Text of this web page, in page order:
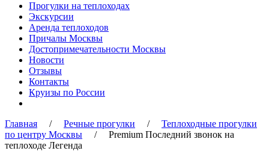
Прогулки на теплоходах
Экскурсии
Аренда теплоходов
Причалы Москвы
Достопримечательности Москвы
Новости
Отзывы
Контакты
Круизы по России
Главная / Речные прогулки / Теплоходные прогулки
по центру Москвы / Premium Последний звонок на
теплоходе Легенда